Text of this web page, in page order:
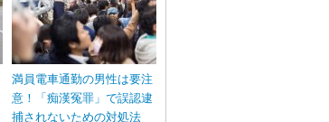
満員電車通勤の男性は要注
意！「痴漢冤罪」で誤認逮
捕されないための対処法